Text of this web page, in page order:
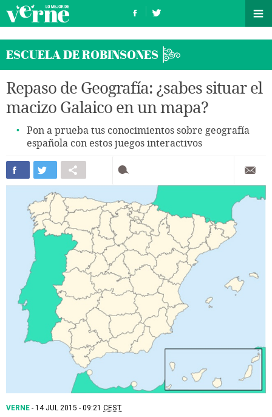
ESCUELA DE ROBINSONES
Repaso de Geografía: ¿sabes situar el
macizo Galaico en un mapa?
Pon a prueba tus conocimientos sobre geografía
española con estos juegos interactivos
VERNE 14 JUL 2015 - 09:21 CEST